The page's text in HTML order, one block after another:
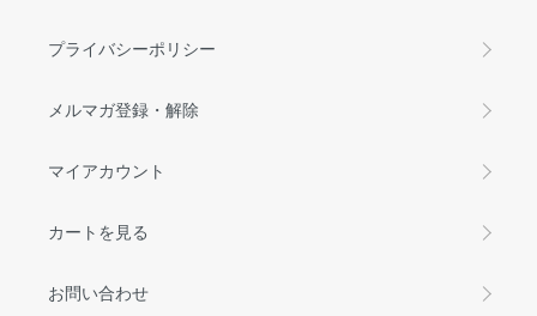
プライバシーポリシー
メルマガ登録・解除
マイアカウント
カートを見る
お問い合わせ